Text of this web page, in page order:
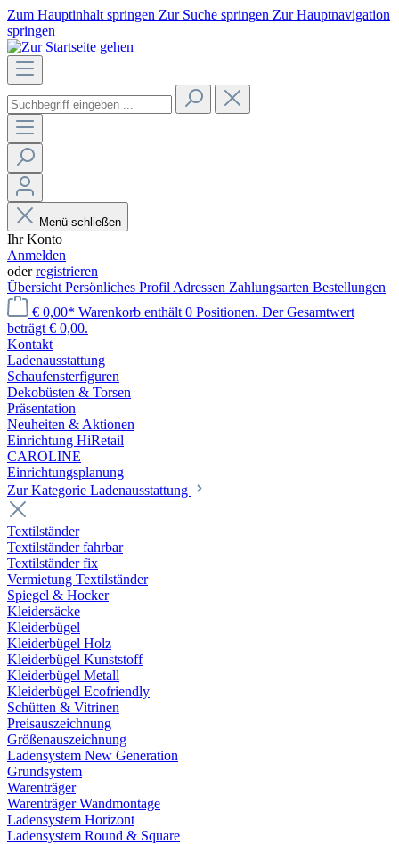
Zum Hauptinhalt springen Zur Suche springen Zur Hauptnavigation
springen
Menü schließen
Ihr Konto
Anmelden
oderregistrieren
Übersicht Persönliches Profil Adressen Zahlungsarten Bestellungen
€ 0,00* Warenkorb enthält 0 Positionen. Der Gesamtwert
beträgt € 0,00.
Kontakt
Laden­ausstattung
Schaufenster­figuren
Dekobüsten & Torsen
Präsentation
Neuheiten & Aktionen
Einrichtung HiRetail
CAROLINE
Einrichtungsplanung
Zur Kategorie Laden­ausstattung
Textilständer
Textilständer fahrbar
Textilständer fix
Vermietung Textilständer
Spiegel & Hocker
Kleidersäcke
Kleiderbügel
Kleiderbügel Holz
Kleiderbügel Kunststoff
Kleiderbügel Metall
Kleiderbügel Ecofriendly
Schütten & Vitrinen
Preisauszeichnung
Größenauszeichnung
Ladensystem New Generation
Grundsystem
Warenträger
Warenträger Wandmontage
Ladensystem Horizont
Ladensystem Round & Square